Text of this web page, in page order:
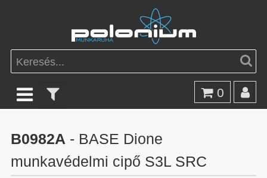
0
B0982A - BASE Dione
munkavédelmi cipő S3L SRC